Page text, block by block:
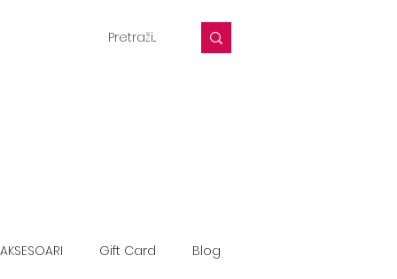
Gift Card Blog